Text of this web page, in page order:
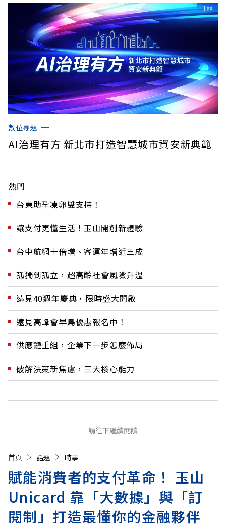
數位專題
AI治理有方 新北市打造智慧城市資安新典範
熱門
台東助孕凍卵雙支持！
讓支付更懂生活！玉山開創新體驗
台中航網十倍增、客運年增近三成
孤獨到孤立，超高齡社會風險升溫
遠見40週年慶典，限時盛大開啟
遠見高峰會早鳥優惠報名中！
供應鏈重組，企業下一步怎麼佈局
破解決策新焦慮，三大核心能力
請往下繼續閱讀
首頁 話題 時事
賦能消費者的支付革命！ 玉山
Unicard 靠「大數據」與「訂
閱制」打造最懂你的金融夥伴